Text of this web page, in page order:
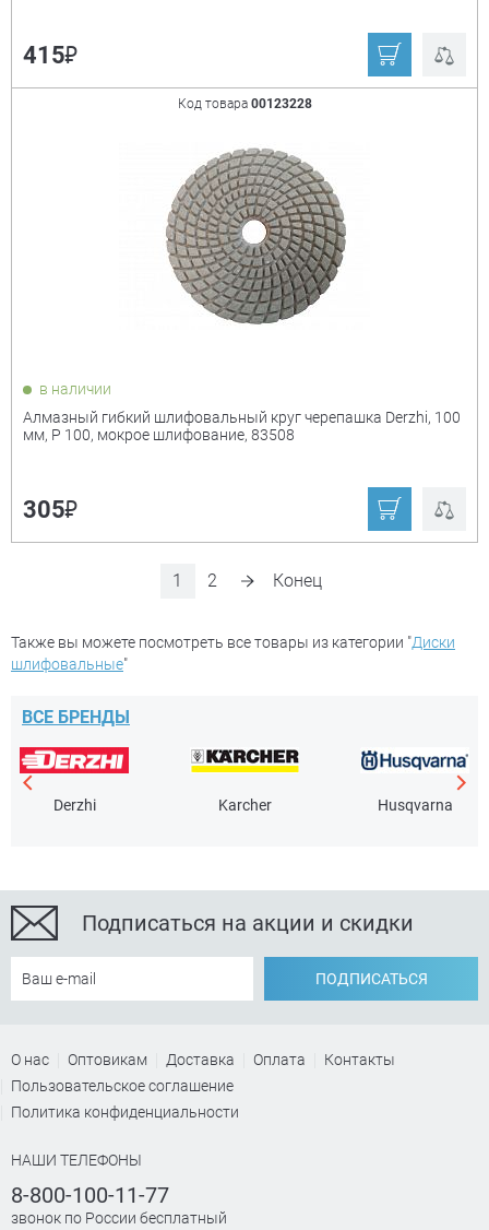
415₽
Код товара 00123228
в наличии
Алмазный гибкий шлифовальный круг черепашка Derzhi, 100
мм, P 100, мокрое шлифование, 83508
305₽
1 2 Конец
Также вы можете посмотреть все товары из категории "Диски
шлифовальные"
ВСЕ БРЕНДЫ
Derzhi Karcher Husqvarna
Подписаться на акции и скидки
ПОДПИСАТЬСЯ
О нас Оптовикам Доставка Оплата
Контакты
Пользовательское соглашение
Политика конфиденциальности
НАШИ ТЕЛЕФОНЫ
8-800-100-11-77
звонок по России бесплатный